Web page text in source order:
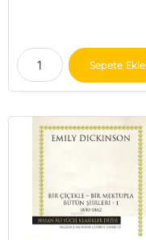
Sepete Ekle